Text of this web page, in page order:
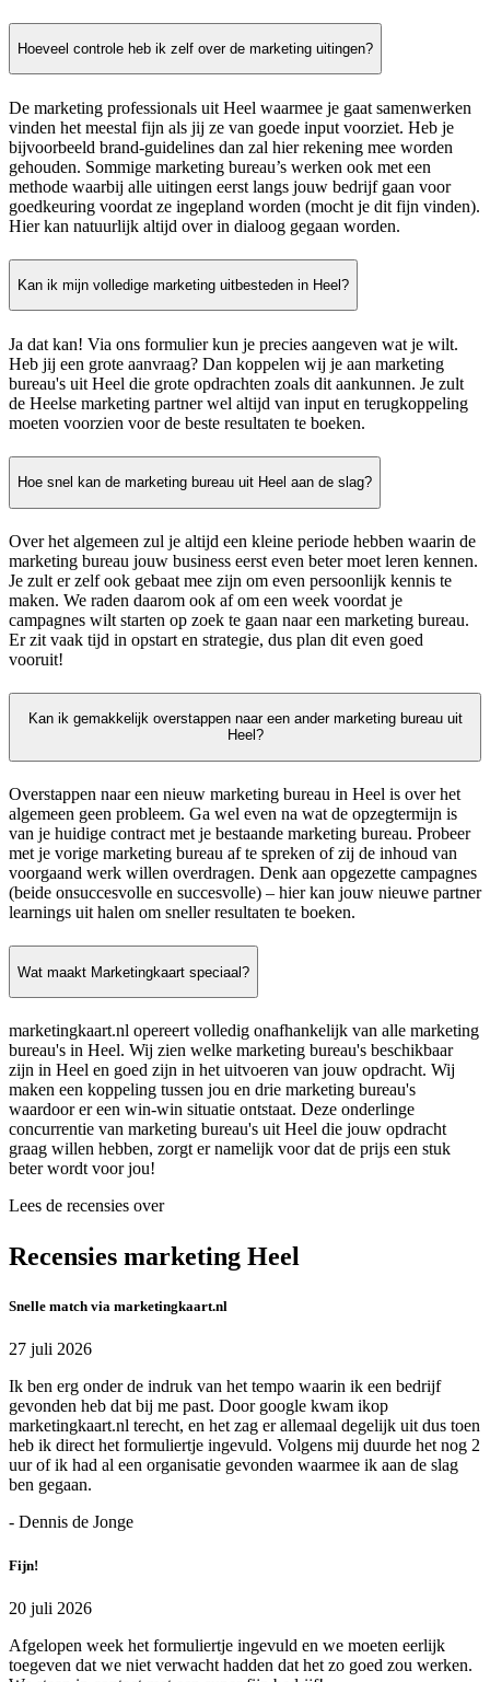
Hoeveel controle heb ik zelf over de marketing uitingen?
De marketing professionals uit Heel waarmee je gaat samenwerken
vinden het meestal fijn als jij ze van goede input voorziet. Heb je
bijvoorbeeld brand-guidelines dan zal hier rekening mee worden
gehouden. Sommige marketing bureau’s werken ook met een
methode waarbij alle uitingen eerst langs jouw bedrijf gaan voor
goedkeuring voordat ze ingepland worden (mocht je dit fijn vinden).
Hier kan natuurlijk altijd over in dialoog gegaan worden.
Kan ik mijn volledige marketing uitbesteden in Heel?
Ja dat kan! Via ons formulier kun je precies aangeven wat je wilt.
Heb jij een grote aanvraag? Dan koppelen wij je aan marketing
bureau's uit Heel die grote opdrachten zoals dit aankunnen. Je zult
de Heelse marketing partner wel altijd van input en terugkoppeling
moeten voorzien voor de beste resultaten te boeken.
Hoe snel kan de marketing bureau uit Heel aan de slag?
Over het algemeen zul je altijd een kleine periode hebben waarin de
marketing bureau jouw business eerst even beter moet leren kennen.
Je zult er zelf ook gebaat mee zijn om even persoonlijk kennis te
maken. We raden daarom ook af om een week voordat je
campagnes wilt starten op zoek te gaan naar een marketing bureau.
Er zit vaak tijd in opstart en strategie, dus plan dit even goed
vooruit!
Kan ik gemakkelijk overstappen naar een ander marketing bureau uit
Heel?
Overstappen naar een nieuw marketing bureau in Heel is over het
algemeen geen probleem. Ga wel even na wat de opzegtermijn is
van je huidige contract met je bestaande marketing bureau. Probeer
met je vorige marketing bureau af te spreken of zij de inhoud van
voorgaand werk willen overdragen. Denk aan opgezette campagnes
(beide onsuccesvolle en succesvolle) – hier kan jouw nieuwe partner
learnings uit halen om sneller resultaten te boeken.
Wat maakt Marketingkaart speciaal?
marketingkaart.nl opereert volledig onafhankelijk van alle marketing
bureau's in Heel. Wij zien welke marketing bureau's beschikbaar
zijn in Heel en goed zijn in het uitvoeren van jouw opdracht. Wij
maken een koppeling tussen jou en drie marketing bureau's
waardoor er een win-win situatie ontstaat. Deze onderlinge
concurrentie van marketing bureau's uit Heel die jouw opdracht
graag willen hebben, zorgt er namelijk voor dat de prijs een stuk
beter wordt voor jou!
Lees de recensies over
Recensies marketing Heel
Snelle match via marketingkaart.nl
27 juli 2026
Ik ben erg onder de indruk van het tempo waarin ik een bedrijf
gevonden heb dat bij me past. Door google kwam ikop
marketingkaart.nl terecht, en het zag er allemaal degelijk uit dus toen
heb ik direct het formuliertje ingevuld. Volgens mij duurde het nog 2
uur of ik had al een organisatie gevonden waarmee ik aan de slag
ben gegaan.
- Dennis de Jonge
Fijn!
20 juli 2026
Afgelopen week het formuliertje ingevuld en we moeten eerlijk
toegeven dat we niet verwacht hadden dat het zo goed zou werken.